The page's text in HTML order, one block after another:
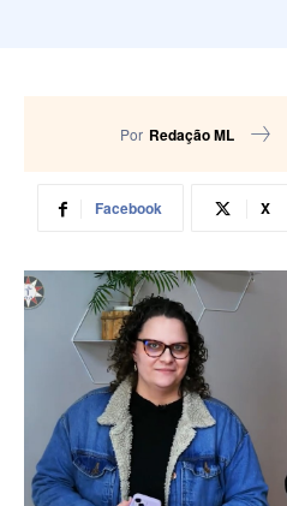
Por Redação ML
Facebook X